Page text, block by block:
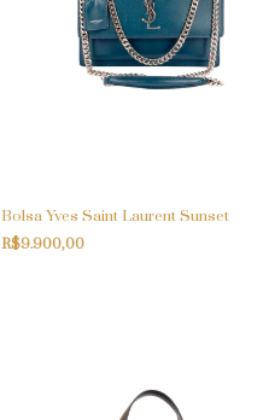
Bolsa Yves Saint Laurent Sunset
R$9.900,00